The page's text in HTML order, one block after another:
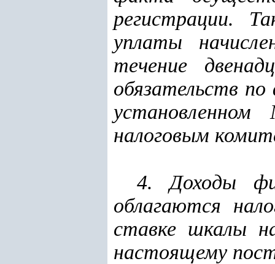
регистрации.
уплаты
течение
обязательств
налоговым
4. Доходы
облагаются
ставке шкалы
настоящему